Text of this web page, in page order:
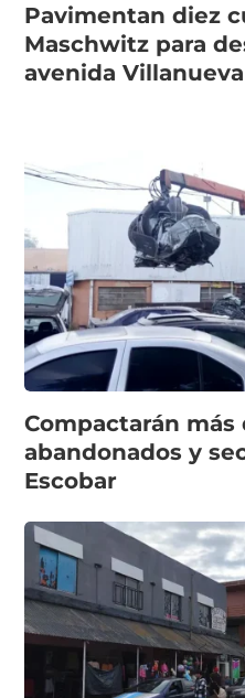
Pavimentan diez
Maschwitz para
avenida Villanueva
Compactarán
abandonados y
Escobar